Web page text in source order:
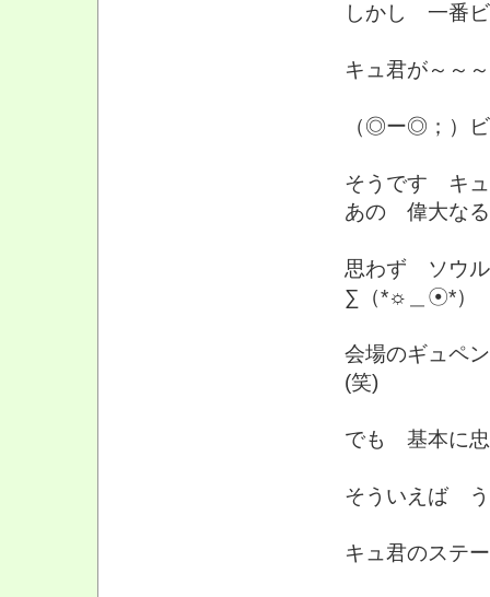
しかし 一番
キュ君が～～
（◎ー◎；）
そうです キ
あの 偉大な
思わず ソウ
∑（*☼＿☉*）
会場のギュペ
(笑)
でも 基本に
そういえば
キュ君のステ